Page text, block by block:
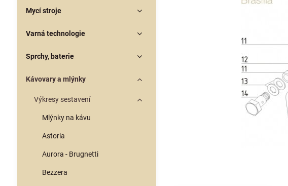
Mycí stroje
Varná technologie
Sprchy, baterie
Kávovary a mlýnky
Výkresy sestavení
Mlýnky na kávu
Astoria
Aurora - Brugnetti
Bezzera